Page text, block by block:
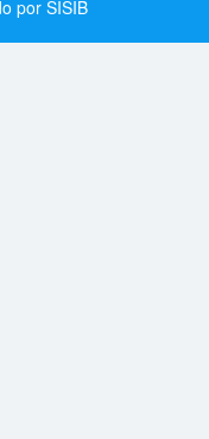
por SISIB